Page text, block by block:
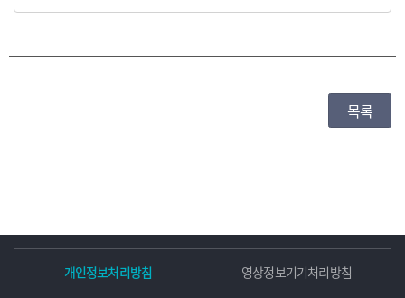
목록
개인정보처리방침 영상정보기기처리방침